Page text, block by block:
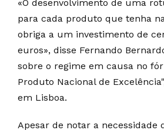
«O desenvolvimento de uma
para cada produto que tenha
obriga a um investimento de
euros», disse Fernando
sobre o regime em causa no
Produto Nacional de
em Lisboa.
Apesar de notar a necessidade